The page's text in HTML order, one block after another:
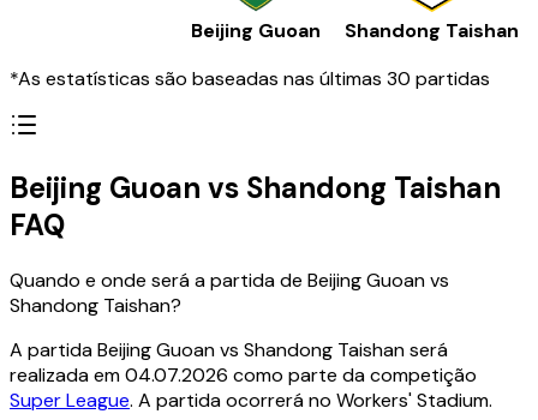
Beijing Guoan
Shandong Taishan
*As estatísticas são baseadas nas últimas 30 partidas
Beijing Guoan vs Shandong Taishan
FAQ
Quando e onde será a partida de Beijing Guoan vs
Shandong Taishan?
A partida Beijing Guoan vs Shandong Taishan será
realizada em 04.07.2026 como parte da competição
Super League. A partida ocorrerá no Workers' Stadium.